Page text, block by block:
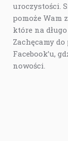
uroczystości.
pomoże Wam
które na
Zachęcamy
Facebook’u,
nowości.